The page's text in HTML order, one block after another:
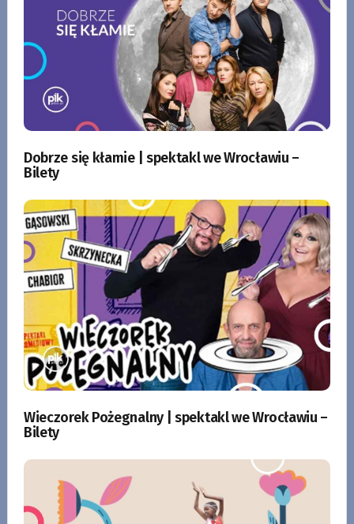
Dobrze się kłamie | spektakl we Wrocławiu –
Bilety
Wieczorek Pożegnalny | spektakl we Wrocławiu –
Bilety